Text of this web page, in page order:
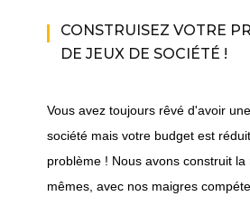
CONSTRUISEZ VOTRE
DE JEUX DE SOCIÉTÉ !
Vous avez toujours rêvé d'avoir
société mais votre budget est
problème ! Nous avons construit la
mêmes, avec nos maigres